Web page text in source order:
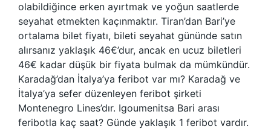
olabildiğince erken ayırtmak ve yoğun saatlerde
seyahat etmekten kaçınmaktır. Tiran’dan Bari’ye
ortalama bilet fiyatı, bileti seyahat gününde satın
alırsanız yaklaşık 46€’dur, ancak en ucuz biletleri
46€ kadar düşük bir fiyata bulmak da mümkündür.
Karadağ’dan İtalya’ya feribot var mı? Karadağ ve
İtalya’ya sefer düzenleyen feribot şirketi
Montenegro Lines’dır. Igoumenitsa Bari arası
feribotla kaç saat? Günde yaklaşık 1 feribot vardır.